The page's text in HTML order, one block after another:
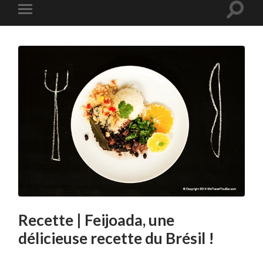
Toggle
mobile
Toggle
Recette | Feijoada, une
délicieuse recette du Brésil !